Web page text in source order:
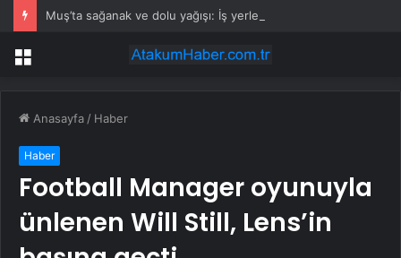
Muş’ta sağanak ve dolu yağışı: İş yerlerini su bastı
Menü
Anasayfa / Haber
Haber
Football Manager oyunuyla
ünlenen Will Still, Lens’in